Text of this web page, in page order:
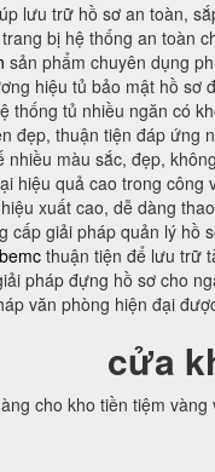
lưu trữ hồ sơ an toàn,
trang bị hệ thống an toàn
sản phẩm chuyên dụng
hiệu tủ bảo mật hồ sơ
thống tủ nhiều ngăn có
đẹp, thuận tiện đáp ứng
nhiều màu sắc, đẹp,
hiệu quả cao trong công
xuất cao, dễ dàng
cấp giải pháp quản lý hồ
thuận tiện để lưu trữ
pháp đựng hồ sơ cho
văn phòng hiện đại
cửa
cho kho tiền tiệm